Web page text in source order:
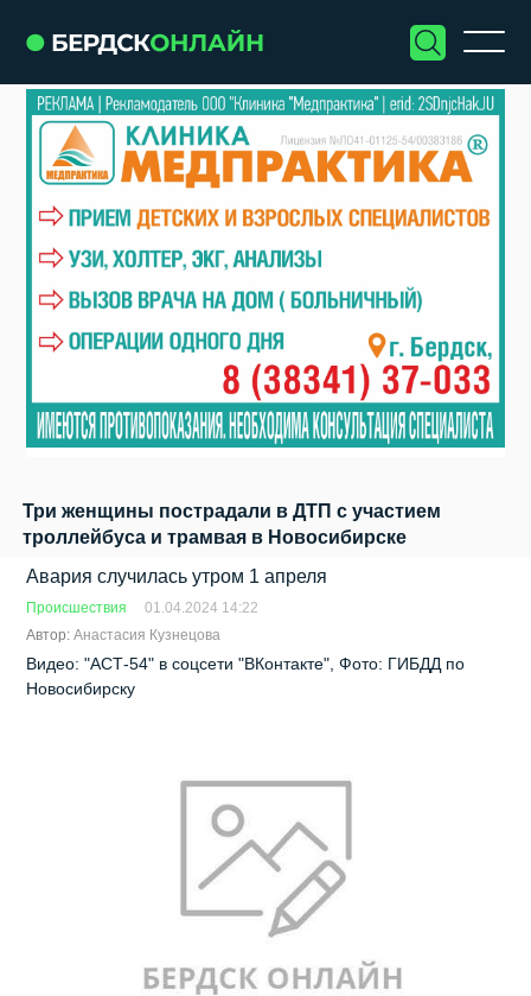
Три женщины пострадали в ДТП с участием
троллейбуса и трамвая в Новосибирске
Авария случилась утром 1 апреля
Происшествия
01.04.2024 14:22
Автор:Анастасия Кузнецова
Видео: "АСТ-54" в соцсети "ВКонтакте", Фото: ГИБДД по
Новосибирску